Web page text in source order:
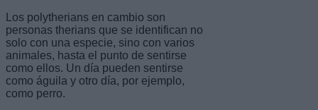
Los polytherians en cambio son
personas therians que se identifican no
solo con una especie, sino con varios
animales, hasta el punto de sentirse
como ellos. Un día pueden sentirse
como águila y otro día, por ejemplo,
como perro.